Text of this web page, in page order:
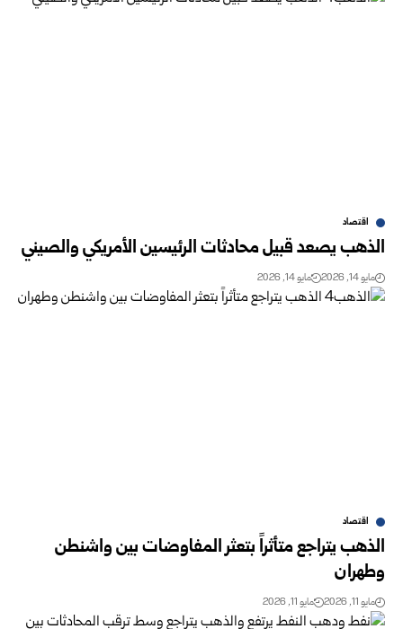
اقتصاد
الذهب يصعد قبيل محادثات الرئيسين الأمريكي والصيني
مايو 14, 2026 مايو 14, 2026
اقتصاد
الذهب يتراجع متأثراً بتعثر المفاوضات بين واشنطن
وطهران
مايو 11, 2026 مايو 11, 2026